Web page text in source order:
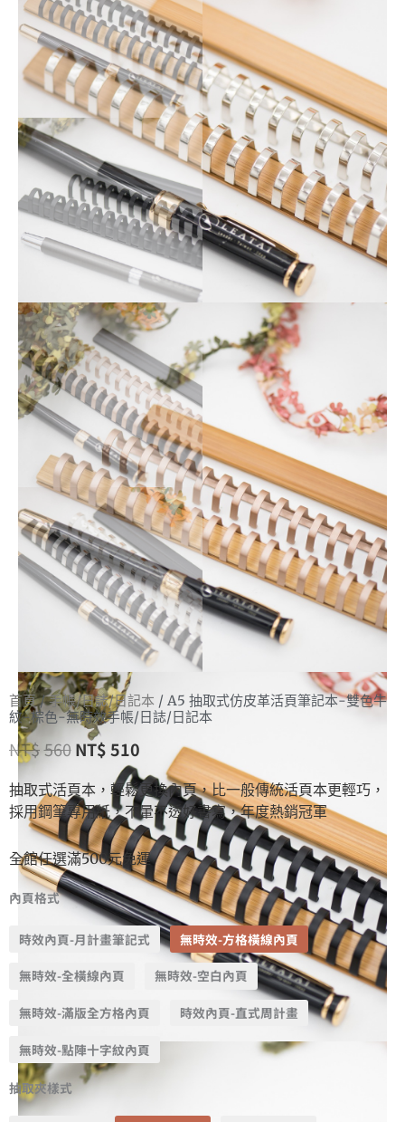
首頁/手帳/日誌/日記本 / A5 抽取式仿皮革活頁筆記本-雙色牛
紋-棕色-無時效手帳/日誌/日記本
NT$560 NT$510
抽取式活頁本，輕鬆更換內頁，比一般傳統活頁本更輕巧，
採用鋼筆專用紙，不暈不透好書寫，年度熱銷冠軍
全館任選滿500元免運
內頁格式
時效內頁-月計畫筆記式 無時效-方格橫線內頁
無時效-全橫線內頁 無時效-空白內頁
無時效-滿版全方格內頁 時效內頁-直式周計畫
無時效-點陣十字紋內頁
抽取夾樣式